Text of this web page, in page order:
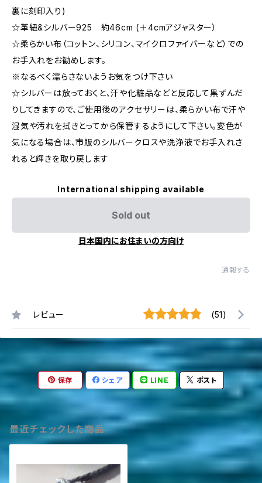
裏に刻印入り)
☆革紐&シルバー925 約46cm (＋4cmアジャスター）
☆柔らかい布（コットン、シリコン、マイクロファイバーなど）での
お手入れをお勧めします。
※なるべく濡らさないようお気をつけ下さい
☆シルバーは放っておくと、汗や化粧品などと反応して黒ずんだ
りしてきますので、ご使用後のアクセサリーは、柔らかい布で汗や
湿気や汚れを拭きとってから保管するようにして下さい。変色が
気になる場合は、市販のシルバークロスや洗浄液でお手入れさ
れると輝きを取り戻します
International shipping available
Sold out
日本国内にお住まいの方向け
通報する
レビュー (51)
保存 シェア LINE ポスト
最近チェックした商品